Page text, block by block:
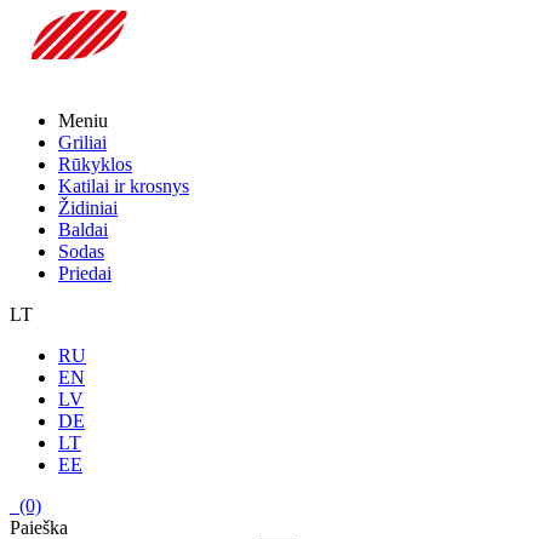
Meniu
Griliai
Rūkyklos
Katilai ir krosnys
Židiniai
Baldai
Sodas
Priedai
LT
RU
EN
LV
DE
LT
EE
(0)
Paieška